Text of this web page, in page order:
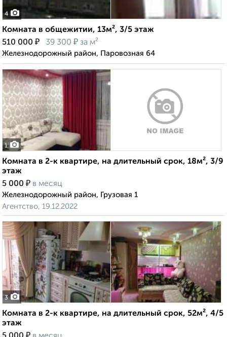
4
Комната в общежитии, 13м², 3/5 этаж
510 000 ₽ 39 300 ₽ за м²
Железнодорожный район, Паровозная 64
1
Комната в 2-к квартире, на длительный срок, 18м², 3/9
этаж
5 000 ₽ в месяц
Железнодорожный район, Грузовая 1
Агентство, 19.12.2022
3
Комната в 2-к квартире, на длительный срок, 52м², 4/5
этаж